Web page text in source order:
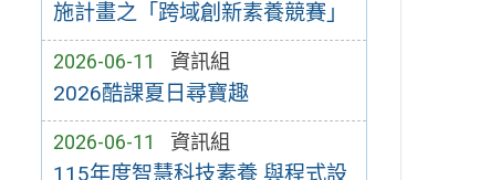
施計畫之「跨域創新素養競賽」
2026-06-11 資訊組
2026酷課夏日尋寶趣
2026-06-11 資訊組
115年度智慧科技素養 與程式設